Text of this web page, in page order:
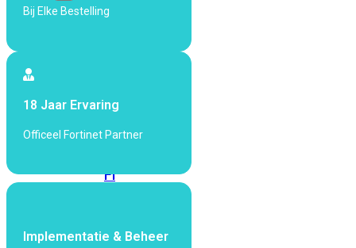
Alle
Fi
Generatie
Fi
Fi
Bij Elke Bestelling
18 Jaar Ervaring
Officeel Fortinet Partner
Implementatie & Beheer